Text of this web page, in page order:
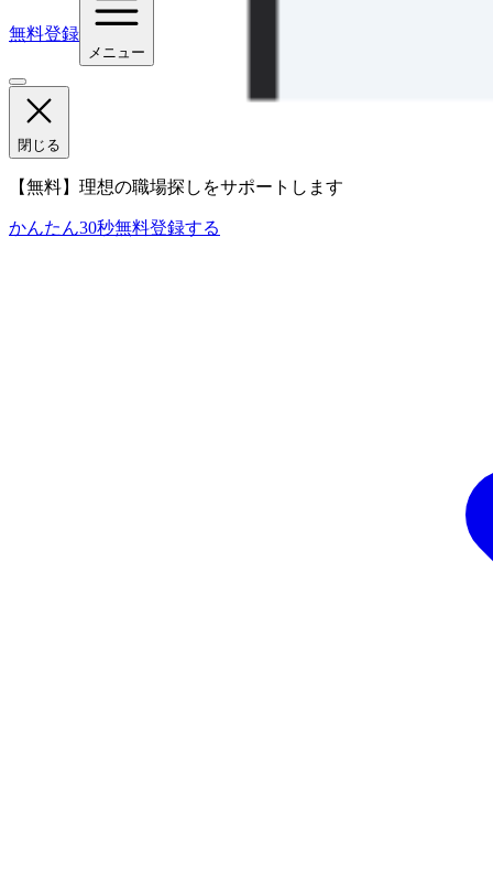
無料登録
メニュー
閉じる
【無料】理想の職場探しをサポートします
かんたん30秒無料登録する